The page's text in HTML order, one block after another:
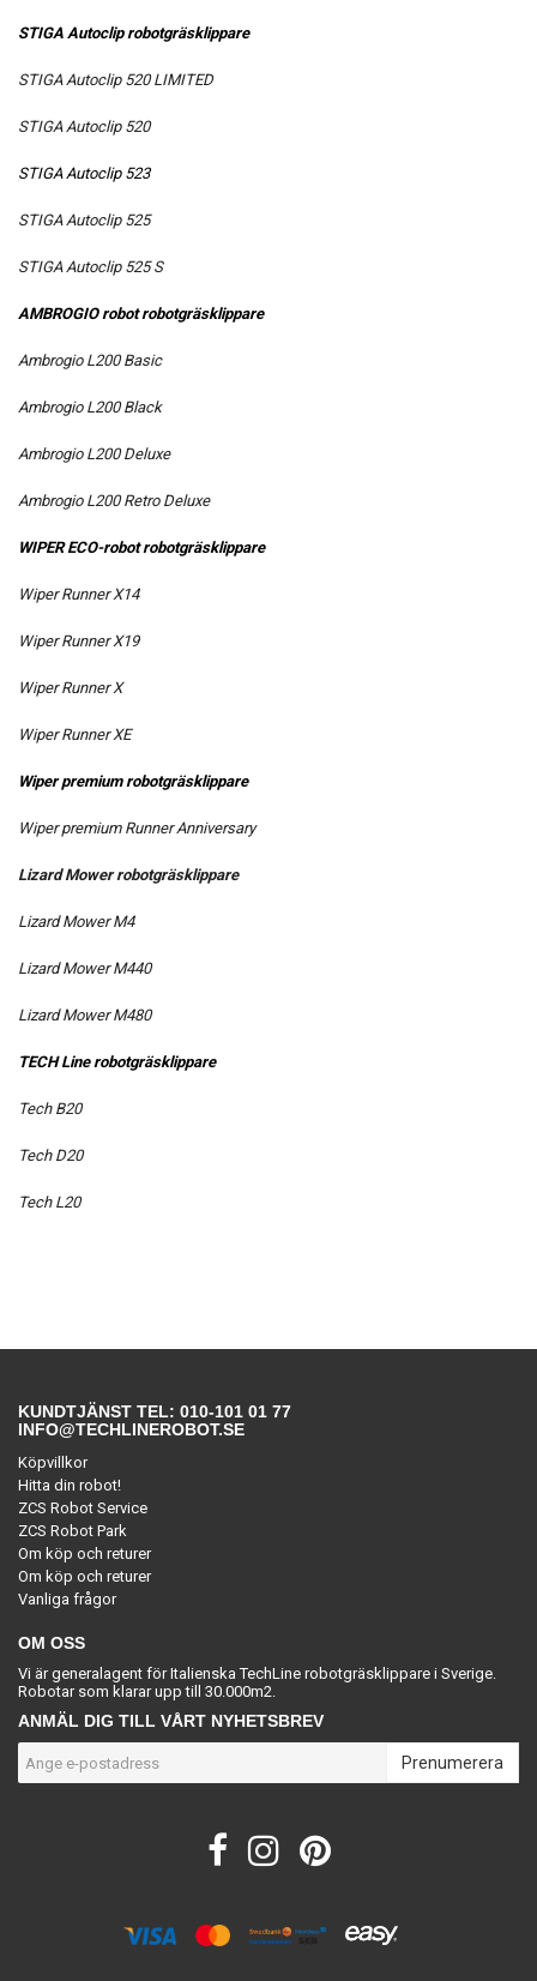
STIGA Autoclip robotgräsklippare
STIGA Autoclip 520 LIMITED
STIGA Autoclip 520
STIGA Autoclip 523
STIGA Autoclip 525
STIGA Autoclip 525 S
AMBROGIO robot robotgräsklippare
Ambrogio L200 Basic
Ambrogio L200 Black
Ambrogio L200 Deluxe
Ambrogio L200 Retro Deluxe
WIPER ECO-robot robotgräsklippare
Wiper Runner X14
Wiper Runner X19
Wiper Runner X
Wiper Runner XE
Wiper premium robotgräsklippare
Wiper premium Runner Anniversary
Lizard Mower robotgräsklippare
Lizard Mower M4
Lizard Mower M440
Lizard Mower M480
TECH Line robotgräsklippare
Tech B20
Tech D20
Tech L20
KUNDTJÄNST TEL: 010-101 01 77
INFO@TECHLINEROBOT.SE
Köpvillkor
Hitta din robot!
ZCS Robot Service
ZCS Robot Park
Om köp och returer
Om köp och returer
Vanliga frågor
OM OSS
Vi är generalagent för Italienska TechLine robotgräsklippare i Sverige.
Robotar som klarar upp till 30.000m2.
ANMÄL DIG TILL VÅRT NYHETSBREV
Prenumerera